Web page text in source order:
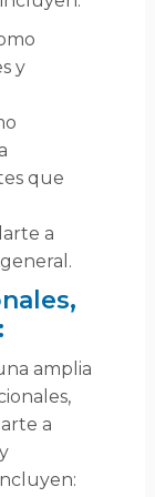
y
que
a
amplia
a